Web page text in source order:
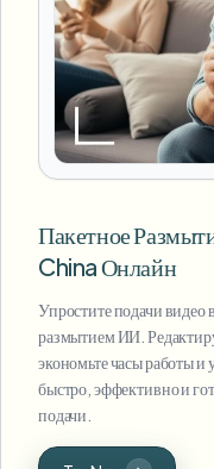
Пакетное
China Онлайн
Упростите подачи
размытием ИИ.
экономьте часы работы и
быстро, эффективно и
подачи.